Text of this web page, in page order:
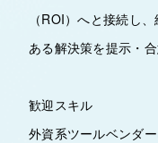
（ROI）へと接続し
ある解決策を提示・
歓迎スキル
外資系ツールベンダ